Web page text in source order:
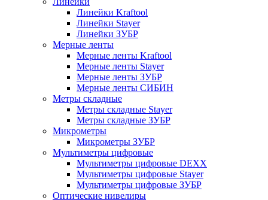
Линейки Kraftool
Линейки Stayer
Линейки ЗУБР
Мерные ленты
Мерные ленты Kraftool
Мерные ленты Stayer
Мерные ленты ЗУБР
Мерные ленты СИБИН
Метры складные
Метры складные Stayer
Метры складные ЗУБР
Микрометры
Микрометры ЗУБР
Мультиметры цифровые
Мультиметры цифровые DEXX
Мультиметры цифровые Stayer
Мультиметры цифровые ЗУБР
Оптические нивелиры